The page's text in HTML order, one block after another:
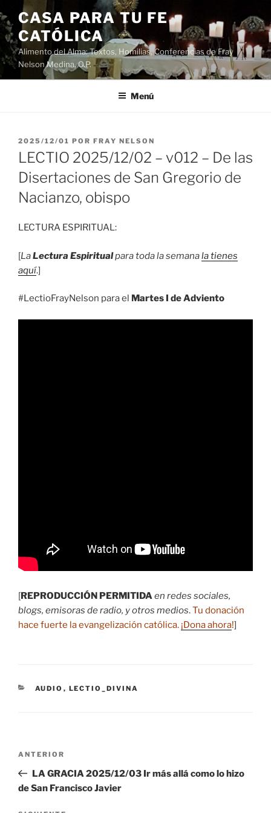
Saltar
al
contenido
CASA PARA TU FE
CATÓLICA
Alimento del Alma: Textos, Homilias, Conferencias de Fray
Nelson Medina, O.P.
Menú
PUBLICADO
EL
2025/12/01 POR FRAY NELSON
LECTIO 2025/12/02 – v012 – De las
Disertaciones de San Gregorio de
Nacianzo, obispo
LECTURA ESPIRITUAL:
[LaLectura Espiritualpara toda la semanala tienes
aquí.]
#LectioFrayNelson para el Martes I de Adviento
[REPRODUCCIÓN PERMITIDAen redes sociales,
blogs, emisoras de radio, y otros medios.Tu donación
hace fuerte la evangelización católica. ¡Dona ahora!]
CATEGORÍAS
AUDIO , LECTIO_DIVINA
entradas
Entrada
anterior:
ANTERIOR
LA GRACIA 2025/12/03 Ir más allá como lo hizo
de San Francisco Javier